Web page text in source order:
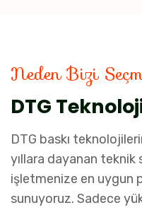
Neden Bizi
DTG
DTG baskı
yıllara dayanan
işletmenize en uygun
sunuyoruz. Sadece